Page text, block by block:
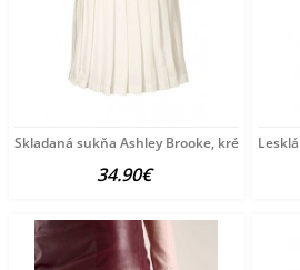
Skladaná sukňa Ashley Brooke, krémová
34.90€